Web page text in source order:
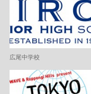
広尾中学校